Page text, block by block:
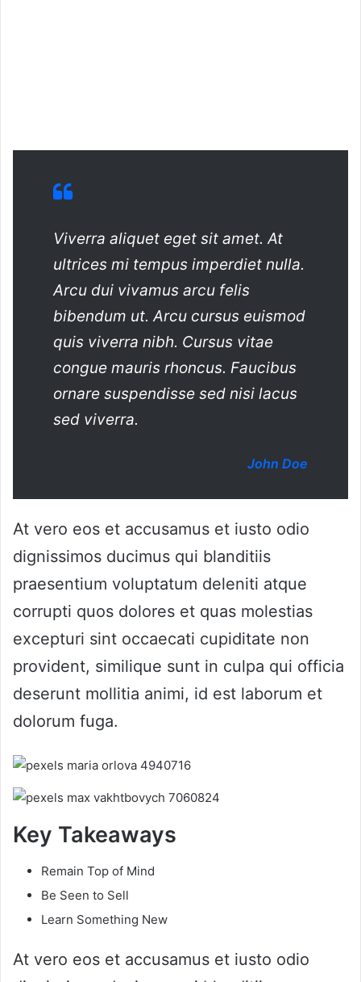
Viverra aliquet eget sit amet. At
ultrices mi tempus imperdiet nulla.
Arcu dui vivamus arcu felis
bibendum ut. Arcu cursus euismod
quis viverra nibh. Cursus vitae
congue mauris rhoncus. Faucibus
ornare suspendisse sed nisi lacus
sed viverra.
John Doe
At vero eos et accusamus et iusto odio
dignissimos ducimus qui blanditiis
praesentium voluptatum deleniti atque
corrupti quos dolores et quas molestias
excepturi sint occaecati cupiditate non
provident, similique sunt in culpa qui officia
deserunt mollitia animi, id est laborum et
dolorum fuga.
Key Takeaways
Remain Top of Mind
Be Seen to Sell
Learn Something New
At vero eos et accusamus et iusto odio